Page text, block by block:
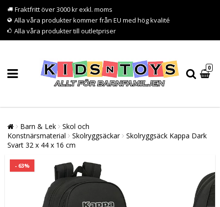
Fraktfritt över 3000 kr exkl. moms
Alla våra produkter kommer från EU med hög kvalité
Alla våra produkter till outletpriser
0
Barn & Lek
Skol och
Konstnärsmaterial
Skolryggsäckar
Skolryggsäck Kappa Dark
Svart 32 x 44 x 16 cm
- 63%